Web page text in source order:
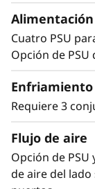
Cuatro PSU
Opción de PSU
Enfriamiento
Requiere 3
Flujo de aire
Opción de
de aire del